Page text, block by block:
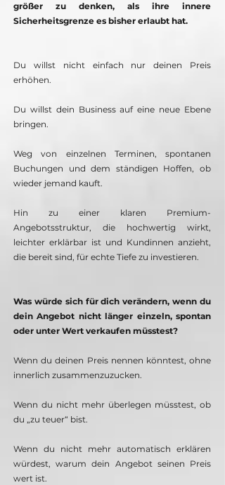
größer zu denken, als ihre innere
Sicherheitsgrenze es bisher erlaubt hat.
Du willst nicht einfach nur deinen Preis
erhöhen.
Du willst dein Business auf eine neue Ebene
bringen.
Weg von einzelnen Terminen, spontanen
Buchungen und dem ständigen Hoffen, ob
wieder jemand kauft.
Hin zu einer klaren Premium-
Angebotsstruktur, die hochwertig wirkt,
leichter erklärbar ist und Kundinnen anzieht,
die bereit sind, für echte Tiefe zu investieren.
Was würde sich für dich verändern, wenn du
dein Angebot nicht länger einzeln, spontan
oder unter Wert verkaufen müsstest?
Wenn du deinen Preis nennen könntest, ohne
innerlich zusammenzuzucken.
Wenn du nicht mehr überlegen müsstest, ob
du „zu teuer“ bist.
Wenn du nicht mehr automatisch erklären
würdest, warum dein Angebot seinen Preis
wert ist.